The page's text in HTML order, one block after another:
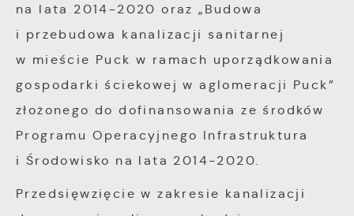
na lata 2014-2020 oraz „Budowa
i przebudowa kanalizacji sanitarnej
w mieście Puck w ramach uporządkowania
gospodarki ściekowej w aglomeracji Puck”
złożonego do dofinansowania ze środków
Programu Operacyjnego Infrastruktura
i Środowisko na lata 2014-2020.
Przedsięwzięcie w zakresie kanalizacji